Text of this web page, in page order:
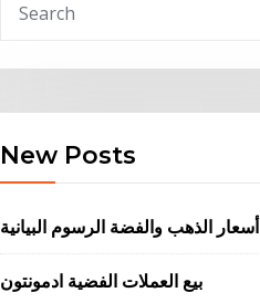
New Posts
أسعار الذهب والفضة الرسوم البيانية
بيع العملات الفضية ادمونتون